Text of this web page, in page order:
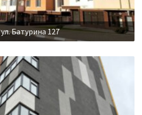
ул. Батурина 127